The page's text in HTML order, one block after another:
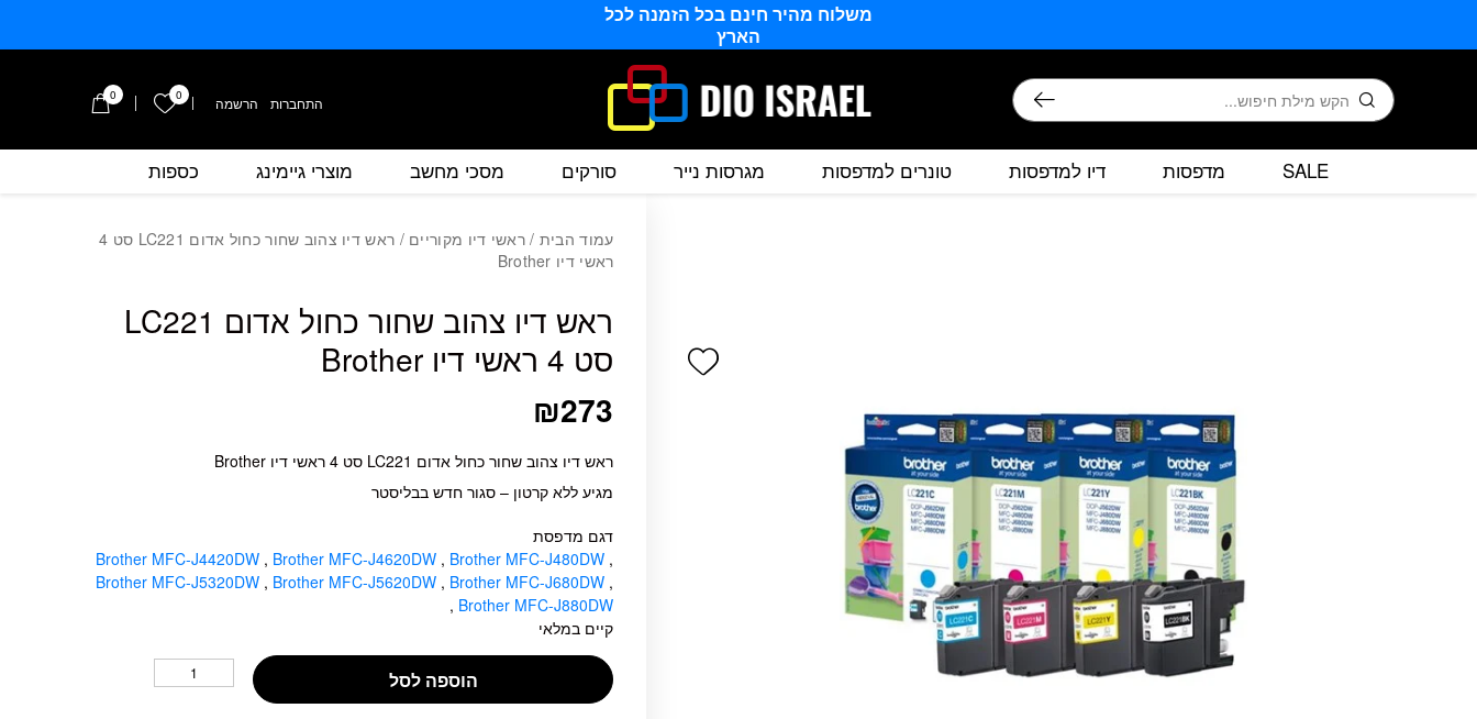
משלוח מהיר חינם בכל הזמנה לכל
הארץ
התחברות הרשמה 0 הרשימה שלי
0 חיפוש
SALE מדפסות דיו למדפסות טונרים למדפסות מגרסות נייר סורקים מסכי מחשב מוצרי גיימינג כספות
עמוד הבית /ראשי דיו מקוריים
/ ‏ראש דיו ‏צהוב שחור כחול אדום LC221 סט 4
ראשי דיו Brother
‏ראש דיו ‏צהוב שחור כחול אדום LC221
סט 4 ראשי דיו Brother
₪273
‏ראש דיו ‏צהוב שחור כחול אדום LC221 סט 4 ראשי דיו Brother
מגיע ללא קרטון – סגור חדש בבליסטר
דגם מדפסת
Brother MFC-J4420DW , Brother MFC-J4620DW , Brother MFC-J480DW ,
Brother MFC-J5320DW , Brother MFC-J5620DW , Brother MFC-J680DW ,
Brother MFC-J880DW
,
קיים במלאי
הוספה לסל
Add wishlist